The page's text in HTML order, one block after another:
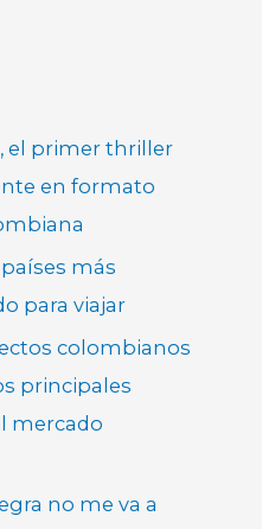
el primer thriller
en formato
más
para viajar
colombianos
principales
mercado
no me va a